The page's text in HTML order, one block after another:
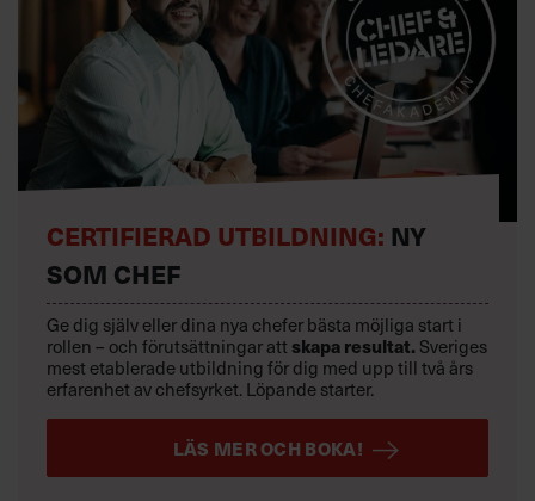
CERTIFIERAD UTBILDNING: NY
SOM CHEF
Ge dig själv eller dina nya chefer bästa möjliga start i
rollen – och förutsättningar att skapa resultat. Sveriges
mest etablerade utbildning för dig med upp till två års
erfarenhet av chefsyrket. Löpande starter.
LÄS MER OCH BOKA!